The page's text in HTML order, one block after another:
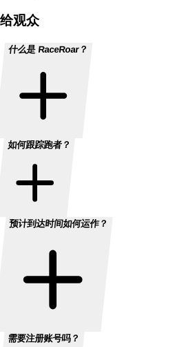
给观众
什么是 RaceRoar？
如何跟踪跑者？
预计到达时间如何运作？
需要注册账号吗？